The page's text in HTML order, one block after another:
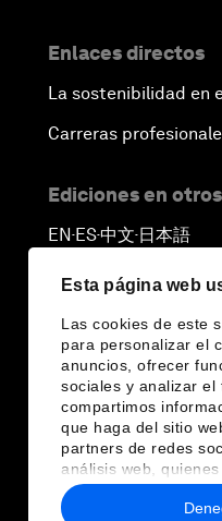
Esta página web
Las cookies de este
para personalizar el
anuncios, ofrecer
sociales y analizar el
compartimos
que haga del sitio
partners de redes
análisis web,
combinarla con otra
haya proporcionado o
Enlaces directos
La sostenibilidad en
Carreras
Ediciones en
EN ▪ ES▪中文▪ 日本語